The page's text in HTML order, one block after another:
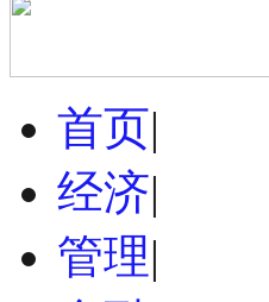
首页|
经济|
管理|